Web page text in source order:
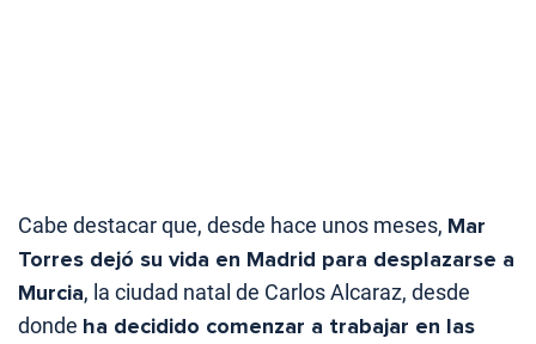
Cabe destacar que, desde hace unos meses, Mar
Torres dejó su vida en Madrid para desplazarse a
Murcia, la ciudad natal de Carlos Alcaraz, desde
donde ha decidido comenzar a trabajar en las